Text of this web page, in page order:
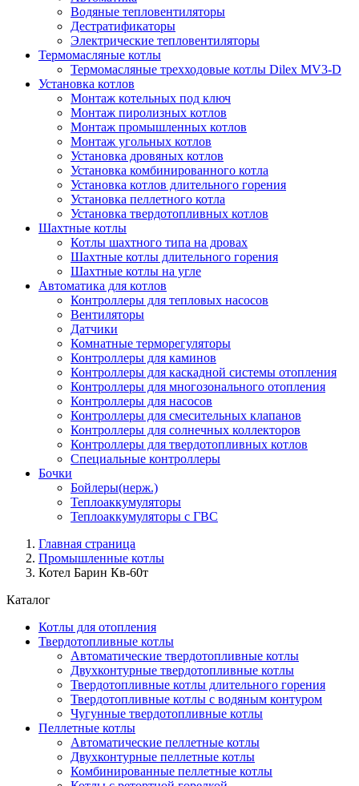
Водяные тепловентиляторы
Дестратификаторы
Электрические тепловентиляторы
Термомасляные котлы
Термомасляные трехходовые котлы Dilex MV3-D
Установка котлов
Монтаж котельных под ключ
Монтаж пиролизных котлов
Монтаж промышленных котлов
Монтаж угольных котлов
Установка дровяных котлов
Установка комбинированного котла
Установка котлов длительного горения
Установка пеллетного котла
Установка твердотопливных котлов
Шахтные котлы
Котлы шахтного типа на дровах
Шахтные котлы длительного горения
Шахтные котлы на угле
Автоматика для котлов
Контроллеры для тепловых насосов
Вентиляторы
Датчики
Комнатные терморегуляторы
Контроллеры для каминов
Контроллеры для каскадной системы отопления
Контроллеры для многозонального отопления
Контроллеры для насосов
Контроллеры для смесительных клапанов
Контроллеры для солнечных коллекторов
Контроллеры для твердотопливных котлов
Специальные контроллеры
Бочки
Бойлеры(нерж.)
Теплоаккумуляторы
Теплоаккумуляторы с ГВС
Главная страница
Промышленные котлы
Котел Барин Кв-60т
Каталог
Котлы для отопления
Твердотопливные котлы
Автоматические твердотопливные котлы
Двухконтурные твердотопливные котлы
Твердотопливные котлы длительного горения
Твердотопливные котлы с водяным контуром
Чугунные твердотопливные котлы
Пеллетные котлы
Автоматические пеллетные котлы
Двухконтурные пеллетные котлы
Комбинированные пеллетные котлы